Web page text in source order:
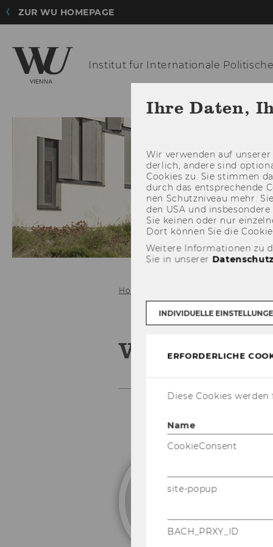
ZUR WU HOMEPAGE
Institut für Internationale
AKTUELLES
Home
Valentin
Ihre Daten,
Wir ver­wen­den auf
der­lich, an­de­re sind
Coo­kies zu. Sie stim­men
durch das ent­spre­chen­de
nen Schutz­ni­veau mehr.
den USA und
Sie kei­nen oder nur
Dort kön­nen Sie die
Weitere Informationen zu
Sie in unserer
INDIVIDUELLE
ERFORDERLICHE
Diese Cookies
Name
CookieConsent
site-popup
BACH_PRXY_ID